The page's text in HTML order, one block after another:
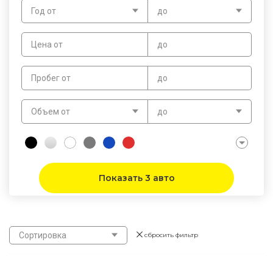
Год от до
Цена от до
Пробег от до
Объем от до
Показать 3 авто
Сортировка сбросить фильтр